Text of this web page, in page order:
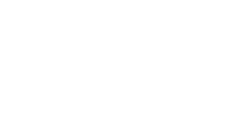
proteger e respeitar sua
a qualquer